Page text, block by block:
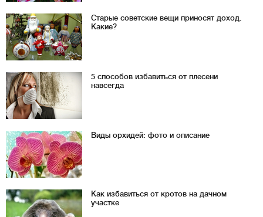
Старые советские вещи приносят доход.
Какие?
5 способов избавиться от плесени
навсегда
Виды орхидей: фото и описание
Как избавиться от кротов на дачном
участке